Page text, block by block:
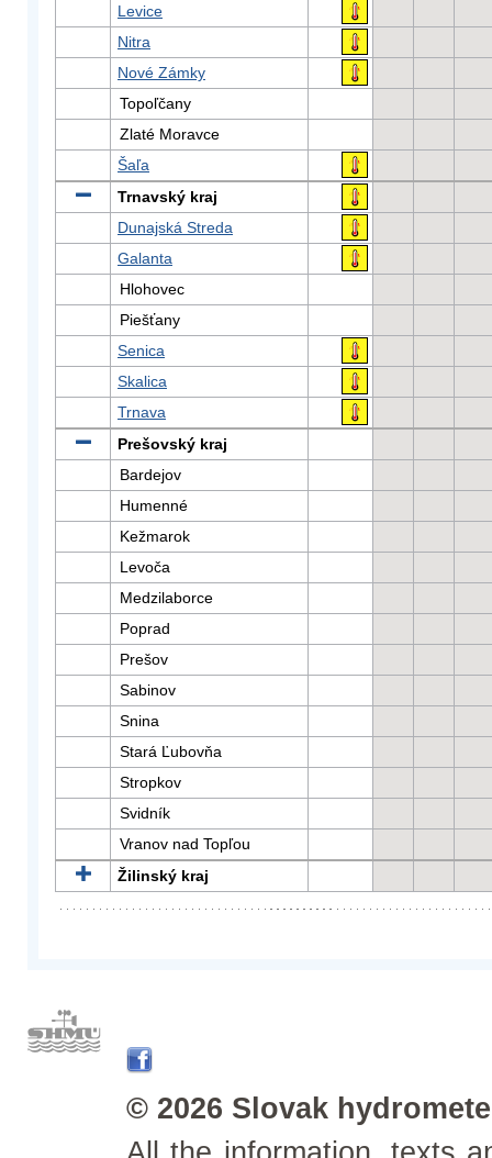
Levice
Nitra
Nové Zámky
Topoľčany
Zlaté Moravce
Šaľa
Trnavský kraj
Dunajská Streda
Galanta
Hlohovec
Piešťany
Senica
Skalica
Trnava
Prešovský kraj
Bardejov
Humenné
Kežmarok
Levoča
Medzilaborce
Poprad
Prešov
Sabinov
Snina
Stará Ľubovňa
Stropkov
Svidník
Vranov nad Topľou
Žilinský kraj
© 2026 Slovak